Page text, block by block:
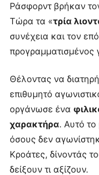
Ράσφορντ βρήκαν
Τώρα τα «τρία
συνέχεια και τον
προγραμματισμένος
Θέλοντας να
επιθυμητό
οργάνωσε ένα
χαρακτήρα. Αυτό
όσους δεν
Κροάτες, δίνοντάς
δείξουν τι αξίζουν.